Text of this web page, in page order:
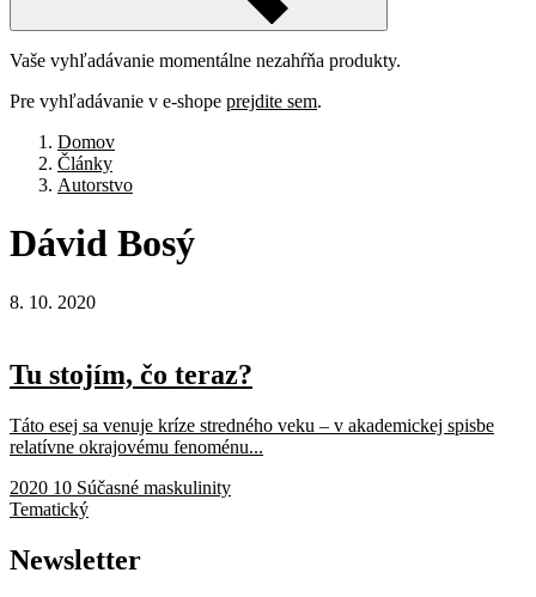
Vaše vyhľadávanie momentálne nezahŕňa produkty.
Pre vyhľadávanie v e-shope prejdite sem.
Domov
Články
Autorstvo
Dávid Bosý
8. 10. 2020
Tu stojím, čo teraz?
Táto esej sa venuje kríze stredného veku – v akademickej spisbe
relatívne okrajovému fenoménu...
2020 10 Súčasné maskulinity
Tematický
Newsletter